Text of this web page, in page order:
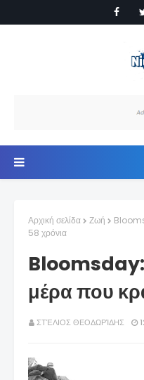
Αρχική σελίδα Ζωή
58 χρόνια
Bloomsday:
μέρα που
ΣΤΈΛΙΟΣ ΘΕΟΔΩΡΊΔΗΣ